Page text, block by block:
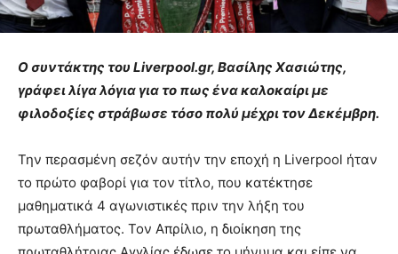
Ο συντάκτης του Liverpool.gr, Βασίλης Χασιώτης,
γράφει λίγα λόγια για το πως ένα καλοκαίρι με
φιλοδοξίες στράβωσε τόσο πολύ μέχρι τον Δεκέμβρη.
Την περασμένη σεζόν αυτήν την εποχή η Liverpool ήταν
το πρώτο φαβορί για τον τίτλο, που κατέκτησε
μαθηματικά 4 αγωνιστικές πριν την λήξη του
πρωταθλήματος. Τον Απρίλιο, η διοίκηση της